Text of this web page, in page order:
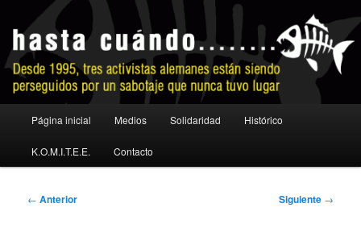
contenido
principalNo a la extradición
principal
Página inicial Medios Solidaridad Histórico
K.O.M.I.T.E.E. Contacto
Navegación
← Anterior Siguiente →